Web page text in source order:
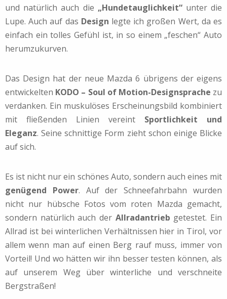
und natürlich auch die „Hundetauglichkeit“unter die
Lupe. Auch auf das Design legte ich großen Wert, da es
einfach ein tolles Gefühl ist, in so einem „feschen“ Auto
herumzukurven.
Das Design hat der neue Mazda 6 übrigens der eigens
entwickelten KODO – Soul of Motion-Designsprache zu
verdanken. Ein muskulöses Erscheinungsbild kombiniert
mit fließenden Linien vereint Sportlichkeit und
Eleganz. Seine schnittige Form zieht schon einige Blicke
auf sich.
Es ist nicht nur ein schönes Auto, sondern auch eines mit
genügend Power. Auf der Schneefahrbahn wurden
nicht nur hübsche Fotos vom roten Mazda gemacht,
sondern natürlich auch der Allradantrieb getestet. Ein
Allrad ist bei winterlichen Verhältnissen hier in Tirol, vor
allem wenn man auf einen Berg rauf muss, immer von
Vorteil! Und wo hätten wir ihn besser testen können, als
auf unserem Weg über winterliche und verschneite
Bergstraßen!